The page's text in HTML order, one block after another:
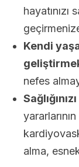
Kendi
nefes
alma,